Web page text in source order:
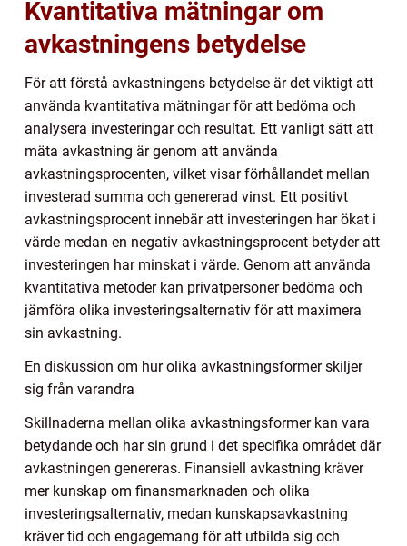
Kvantitativa mätningar om
avkastningens betydelse
För att förstå avkastningens betydelse är det viktigt att
använda kvantitativa mätningar för att bedöma och
analysera investeringar och resultat. Ett vanligt sätt att
mäta avkastning är genom att använda
avkastningsprocenten, vilket visar förhållandet mellan
investerad summa och genererad vinst. Ett positivt
avkastningsprocent innebär att investeringen har ökat i
värde medan en negativ avkastningsprocent betyder att
investeringen har minskat i värde. Genom att använda
kvantitativa metoder kan privatpersoner bedöma och
jämföra olika investeringsalternativ för att maximera
sin avkastning.
En diskussion om hur olika avkastningsformer skiljer
sig från varandra
Skillnaderna mellan olika avkastningsformer kan vara
betydande och har sin grund i det specifika området där
avkastningen genereras. Finansiell avkastning kräver
mer kunskap om finansmarknaden och olika
investeringsalternativ, medan kunskapsavkastning
kräver tid och engagemang för att utbilda sig och